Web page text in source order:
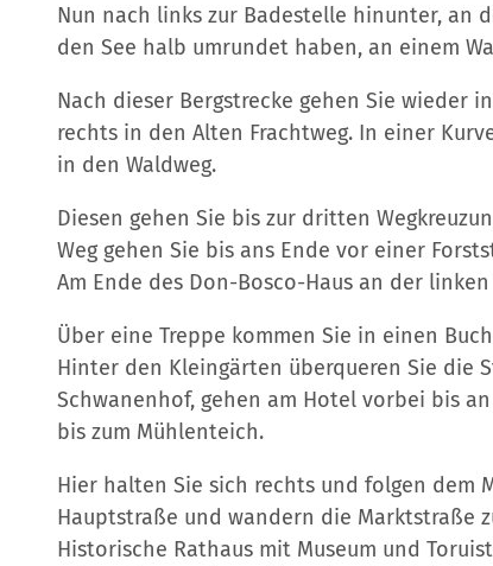
Nun nach links zur Badestelle hinunter, an
den See halb umrundet haben, an einem
Nach dieser Bergstrecke gehen Sie wieder
rechts in den Alten Frachtweg. In einer
in den Waldweg.
Diesen gehen Sie bis zur dritten
Weg gehen Sie bis ans Ende vor einer
Am Ende des Don-Bosco-Haus an der
Über eine Treppe kommen Sie in einen
Hinter den Kleingärten überqueren Sie die
Schwanenhof, gehen am Hotel vorbei bis
bis zum Mühlenteich.
Hier halten Sie sich rechts und folgen dem
Hauptstraße und wandern die Marktstraße
Historische Rathaus mit Museum und